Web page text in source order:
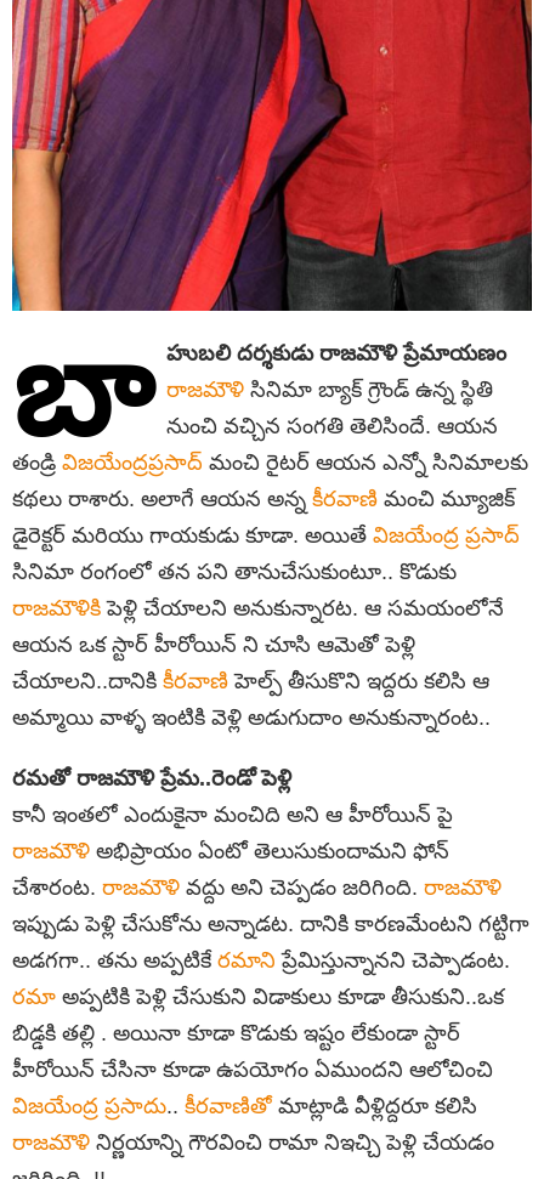
బా హుబలి దర్శకుడు రాజమౌళి ప్రేమాయణం
రాజమౌళిసినిమా బ్యాక్ గ్రౌండ్ ఉన్న స్థితి
నుంచి వచ్చిన సంగతి తెలిసిందే. ఆయన
తండ్రి విజయేంద్రప్రసాద్ మంచి రైటర్ ఆయన ఎన్నో సినిమాలకు
కథలు రాశారు. అలాగే ఆయన అన్న కీరవాణి మంచి మ్యూజిక్
డైరెక్టర్ మరియు గాయకుడు కూడా. అయితే విజయేంద్ర ప్రసాద్
సినిమా రంగంలో తన పని తానుచేసుకుంటూ.. కొడుకు
రాజమౌళికి పెళ్లి చేయాలని అనుకున్నారట. ఆ సమయంలోనే
ఆయన ఒక స్టార్ హీరోయిన్ ని చూసి ఆమెతో పెళ్లి
చేయాలని..దానికి కీరవాణి హెల్ప్ తీసుకొని ఇద్దరు కలిసి ఆ
అమ్మాయి వాళ్ళ ఇంటికి వెళ్లి అడుగుదాం అనుకున్నారంట..
రమతో రాజమౌళి ప్రేమ..రెండో పెళ్లి
కానీ ఇంతలో ఎందుకైనా మంచిది అని ఆ హీరోయిన్ పై
రాజమౌళి అభిప్రాయం ఏంటో తెలుసుకుందామని ఫోన్
చేశారంట. రాజమౌళి వద్దు అని చెప్పడం జరిగింది. రాజమౌళి
ఇప్పుడు పెళ్లి చేసుకోను అన్నాడట. దానికి కారణమేంటని గట్టిగా
అడగగా.. తను అప్పటికే రమాని ప్రేమిస్తున్నానని చెప్పాడంట.
రమా అప్పటికి పెళ్లి చేసుకుని విడాకులు కూడా తీసుకుని..ఒక
బిడ్డకి తల్లి . అయినా కూడా కొడుకు ఇష్టం లేకుండా స్టార్
హీరోయిన్ చేసినా కూడా ఉపయోగం ఏముందని ఆలోచించి
విజయేంద్ర ప్రసాదు.. కీరవాణితో మాట్లాడి వీళ్లిద్దరూ కలిసి
రాజమౌళి నిర్ణయాన్ని గౌరవించి రామా నిఇచ్చి పెళ్లి చేయడం